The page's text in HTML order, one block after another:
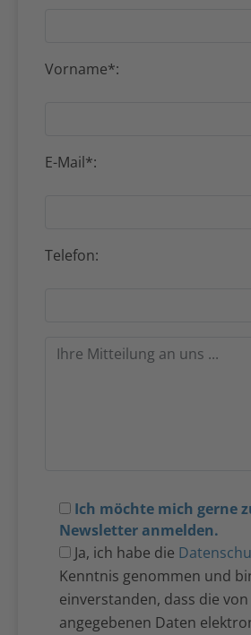
Vorname*:
E-Mail*:
Telefon:
Ich möchte mich gerne
Newsletter anmelden.
Ja, ich habe die
Kenntnis genommen und
einverstanden, dass die
angegebenen Daten